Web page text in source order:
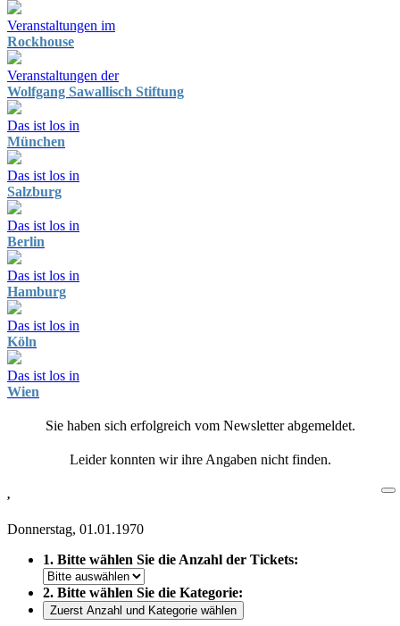
Veranstaltungen im
Rockhouse
Veranstaltungen der
Wolfgang Sawallisch Stiftung
Das ist los in
München
Das ist los in
Salzburg
Das ist los in
Berlin
Das ist los in
Hamburg
Das ist los in
Köln
Das ist los in
Wien
Sie haben sich erfolgreich vom Newsletter abgemeldet.
Leider konnten wir ihre Angaben nicht finden.
,
Donnerstag, 01.01.1970
1. Bitte wählen Sie die Anzahl der Tickets:
2. Bitte wählen Sie die Kategorie:
Zuerst Anzahl und Kategorie wählen